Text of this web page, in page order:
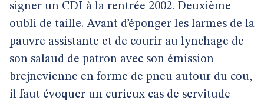
signer un CDI à la rentrée 2002. Deuxième
oubli de taille. Avant d’éponger les larmes de la
pauvre assistante et de courir au lynchage de
son salaud de patron avec son émission
brejnevienne en forme de pneu autour du cou,
il faut évoquer un curieux cas de servitude